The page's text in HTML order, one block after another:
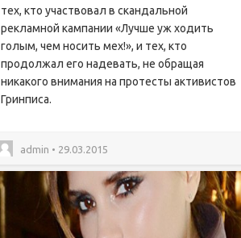
тех, кто участвовал в скандальной
рекламной кампании «Лучше уж ходить
голым, чем носить мех!», и тех, кто
продолжал его надевать, не обращая
никакого внимания на протесты активистов
Гринписа.
admin • 29.03.2015